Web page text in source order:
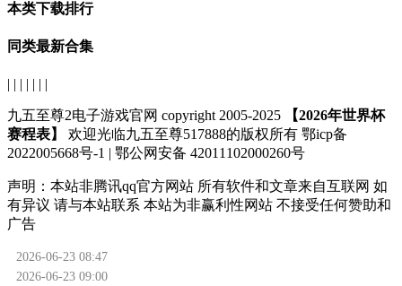
本类下载排行
同类最新合集
| | | | | | |
九五至尊2电子游戏官网 copyright 2005-2025
【2026年世界杯
赛程表】
欢迎光临九五至尊517888的版权所有 鄂icp备
2022005668号-1 | 鄂公网安备 42011102000260号
声明： 本站非腾讯qq官方网站 所有软件和文章来自互联网 如
有异议 请与本站联系 本站为非赢利性网站 不接受任何赞助和
广告
2026-06-23 08:47
2026-06-23 09:00